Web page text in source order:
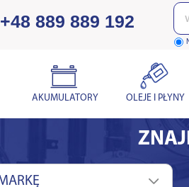
+48 889 889 192
AKUMULATORY OLEJE I PŁYNY